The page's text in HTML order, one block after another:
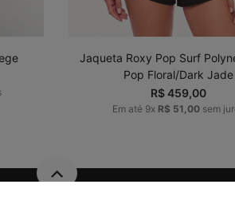
ADICIONAR AO
CARRINHO
Jaqueta Roxy Pop Surf
Pop Floral/Dark Jade
R$459,00
Em até 9x R$ 51,00sem